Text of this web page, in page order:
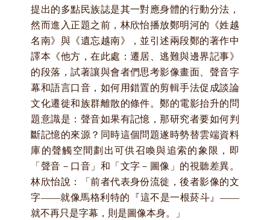
提出的多點民族誌是其一對應身體的行動分法，
然而進入正題之前，林欣怡播放鄭明河的《姓越
名南》與《遺忘越南》，並引述兩段鄭的著作中
譯本《他方，在此處：遷居、逃難與邊界記事》
的段落，試著讓與會者們思考影像畫面、聲音字
幕和語言口音，如何用錯置的剪輯手法促成談論
文化遷徙和族群離散的條件。鄭的電影抬升的問
題意識是：聲音如果有記憶，那研究者要如何判
斷記憶的來源？同時這個問題遂時勢替雲端資料
庫的聲觸空間劃出可供召喚與追索的象限，即
「聲音－口音」和「文字－圖像」的視聽差異。
林欣怡說：「前者代表身份流徙，後者影像的文
字——就像馬格利特的『這不是一根菸斗』——
就不再只是字幕，則是圖像本身。」